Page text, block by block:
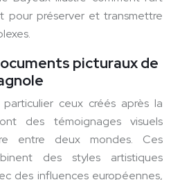
pour préserver et transmettre
picturaux de
ceux créés après la
des témoignages visuels
entre deux mondes. Ces
des styles artistiques
des influences européennes,